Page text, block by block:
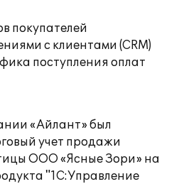
покупателей
с клиентами (CRM)
поступления оплат
«Айлант» был
учет продажи
ООО «Ясные Зори» на
"1С:Управление